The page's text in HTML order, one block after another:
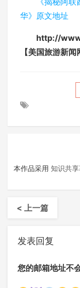
华》原文地址
http://
【美国旅游新闻
本作品采用 知识共
< 上一篇
发表回复
您的邮箱地址不